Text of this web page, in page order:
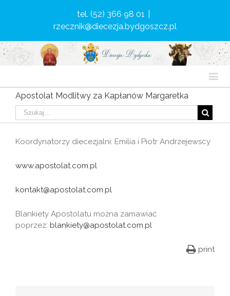
tel. (52) 366 98 01
rzecznik@diecezja.bydgoszcz.pl
Apostolat Modlitwy za Kapłanów Margaretka
Koordynatorzy diecezjalni: Emilia i Piotr Andrzejewscy
www.apostolat.com.pl
kontakt@apostolat.com.pl
Blankiety Apostolatu można zamawiać
poprzez: blankiety@apostolat.com.pl
print